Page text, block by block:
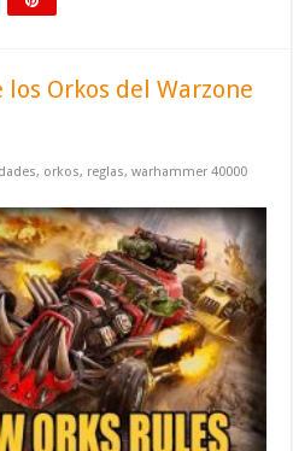
los Orkos del Warzone
, orkos, reglas,warhammer 40000